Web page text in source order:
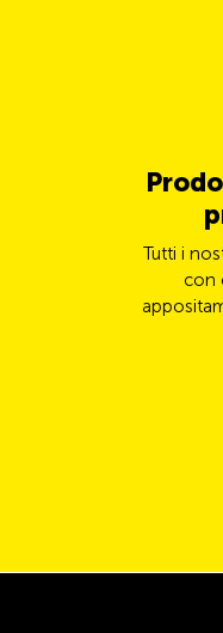
Tutti i
con